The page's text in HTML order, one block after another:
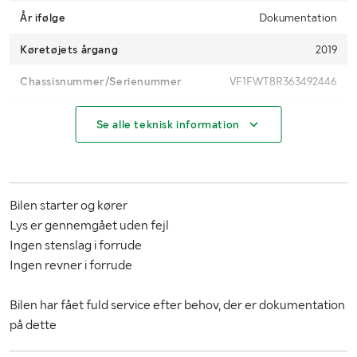
År ifølge Dokumentation
Køretøjets årgang 2019
Chassisnummer/Serienummer VF1FWT8R363492446
Nummerplade medfølger
Antal passagerer
Kilometerstand
Motoreffekt
Brændstof Diesel
Se alle teknisk information
Bilen starter og kører
Lys er gennemgået uden fejl
Ingen stenslag i forrude
Ingen revner i forrude
Bilen har fået fuld service efter behov, der er dokumentation
på dette